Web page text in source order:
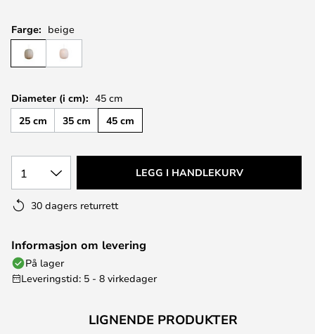
Farge: beige
Diameter (i cm): 45 cm
25 cm
35 cm 45 cm
1 LEGG I HANDLEKURV
30 dagers returrett
Informasjon om levering
På lager
Leveringstid: 5 - 8 virkedager
LIGNENDE PRODUKTER